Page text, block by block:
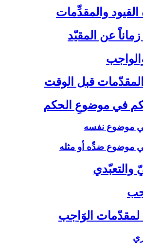
القيود والمقدِّمات‏
زماناً عن المقيّد
قبل الوقت‏
في موضوعِ الحكم‏
في موضوع نفسه
موضوع ضدِّه أو مثله
والتعبّدي‏
لمقدّمات الوَاجب‏